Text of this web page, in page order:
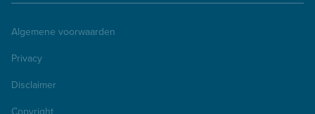
Algemene voorwaarden
Privacy
Disclaimer